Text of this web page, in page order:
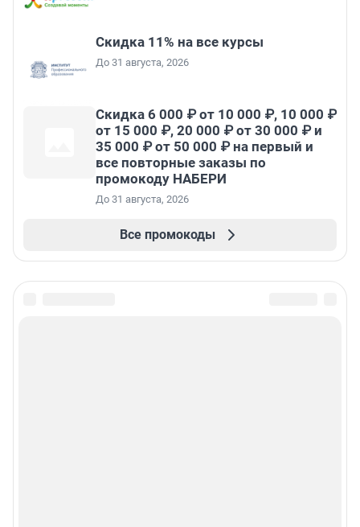
Скидка 11% на все курсы
До 31 августа, 2026
Скидка 6 000 ₽ от 10 000 ₽, 10 000 ₽
от 15 000 ₽, 20 000 ₽ от 30 000 ₽ и
35 000 ₽ от 50 000 ₽ на первый и
все повторные заказы по
промокоду НАБЕРИ
До 31 августа, 2026
Все промокоды